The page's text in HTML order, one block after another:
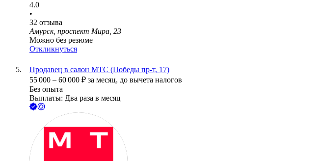
4.0
•
32 отзыва
Амурск, проспект Мира, 23
Можно без резюме
Откликнуться
Продавец в салон МТС (Победы пр-т, 17)
55 000 – 60 000 ₽ за месяц, до вычета налогов
Без опыта
Выплаты: Два раза в месяц